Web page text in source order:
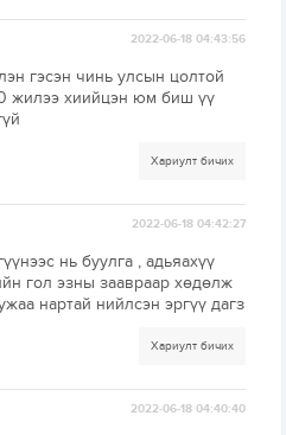
2022-06-18 04:43:56
гэсэн чинь улсын цолтой
жилээ хиийцэн юм биш үү
Хариулт бичих
2022-06-18 04:42:27
нь буулга , адьяахүү
гол эзны заавраар хөдөлж
нартай нийлсэн эргүү дагз
Хариулт бичих
2022-06-18 04:40:40